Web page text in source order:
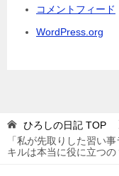
コメントフィード
WordPress.org
ひろしの日記 TOP
「私が先取りした習い
キルは本当に役に立つの